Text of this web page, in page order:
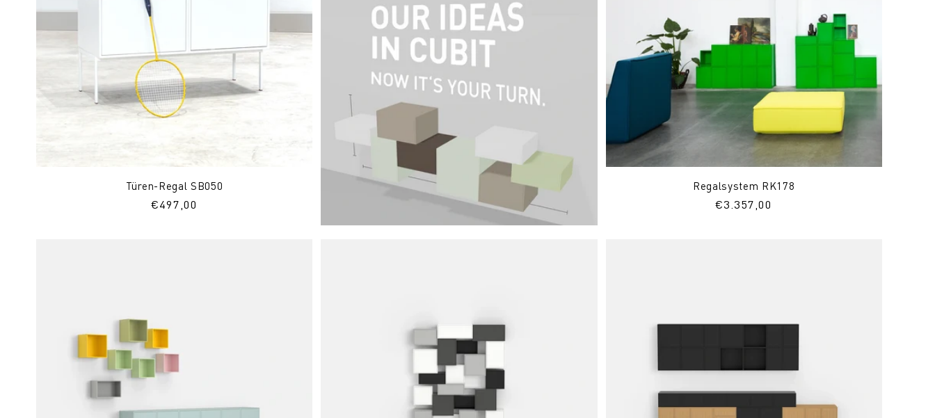
Türen-Regal SB050
Normaler
€497,00
Regalsystem RK178
Normaler
€3.357,00